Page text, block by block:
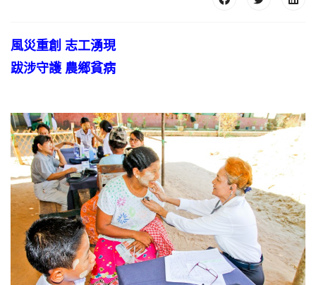
風災重創 志工湧現
跋涉守護 農鄉貧病